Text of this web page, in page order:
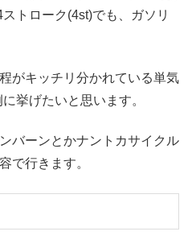
トローク(4st)でも、ガソリ
がキッチリ分かれている単気
挙げたいと思います。
バーンとかナントカサイクル
で行きます。